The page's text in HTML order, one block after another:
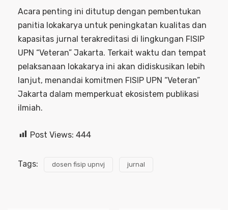
Acara penting ini ditutup dengan pembentukan
panitia lokakarya untuk peningkatan kualitas dan
kapasitas jurnal terakreditasi di lingkungan FISIP
UPN “Veteran” Jakarta. Terkait waktu dan tempat
pelaksanaan lokakarya ini akan didiskusikan lebih
lanjut, menandai komitmen FISIP UPN “Veteran”
Jakarta dalam memperkuat ekosistem publikasi
ilmiah.
Post Views: 444
Tags: dosen fisip upnvj jurnal